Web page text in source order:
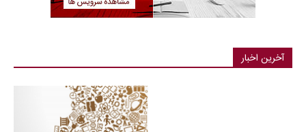
آخرین اخبار